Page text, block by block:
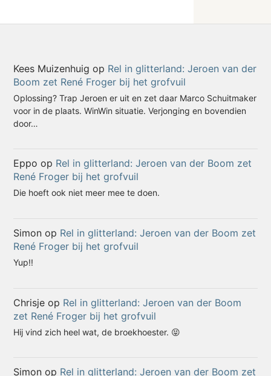
Kees Muizenhuig op Rel in glitterland: Jeroen van der
Boom zet René Froger bij het grofvuil
Oplossing? Trap Jeroen er uit en zet daar Marco Schuitmaker
voor in de plaats. WinWin situatie. Verjonging en bovendien
door…
Eppo op Rel in glitterland: Jeroen van der Boom zet
René Froger bij het grofvuil
Die hoeft ook niet meer mee te doen.
Simon op Rel in glitterland: Jeroen van der Boom zet
René Froger bij het grofvuil
Yup!!
Chrisje op Rel in glitterland: Jeroen van der Boom
zet René Froger bij het grofvuil
Hij vind zich heel wat, de broekhoester. 😝
Simon op Rel in glitterland: Jeroen van der Boom zet